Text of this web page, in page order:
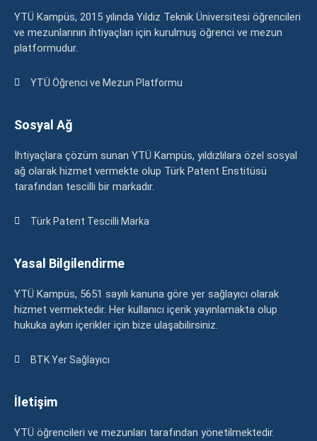
YTÜ Kampüs, 2015 yılında Yıldız Teknik Üniversitesi öğrencileri
ve mezunlarının ihtiyaçları için kurulmuş öğrenci ve mezun
platformudur.
YTÜ Öğrenci ve Mezun Platformu
Sosyal Ağ
İhtiyaçlara çözüm sunan YTÜ Kampüs, yıldızlılara özel sosyal
ağ olarak hizmet vermekte olup Türk Patent Enstitüsü
tarafından tescilli bir markadır.
Türk Patent Tescilli Marka
Yasal Bilgilendirme
YTÜ Kampüs, 5651 sayılı kanuna göre yer sağlayıcı olarak
hizmet vermektedir. Her kullanıcı içerik yayınlamakta olup
hukuka aykırı içerikler için bize ulaşabilirsiniz.
BTK Yer Sağlayıcı
İletişim
YTÜ öğrencileri ve mezunları tarafından yönetilmektedir.